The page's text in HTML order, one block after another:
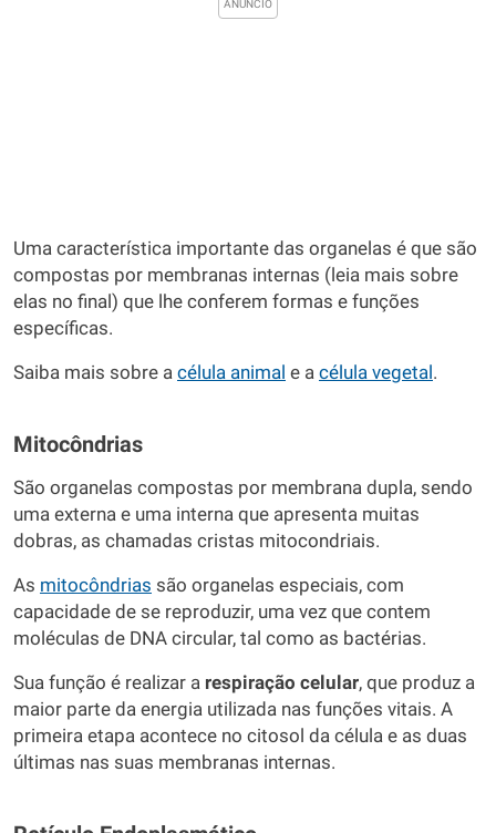
Uma característica importante das organelas é que são
compostas por membranas internas (leia mais sobre
elas no final) que lhe conferem formas e funções
específicas.
Saiba mais sobre a célula animal e a célula vegetal .
Mitocôndrias
São organelas compostas por membrana dupla, sendo
uma externa e uma interna que apresenta muitas
dobras, as chamadas cristas mitocondriais.
As mitocôndrias são organelas especiais, com
capacidade de se reproduzir, uma vez que contem
moléculas de DNA circular, tal como as bactérias.
Sua função é realizar a respiração celular, que produz a
maior parte da energia utilizada nas funções vitais. A
primeira etapa acontece no citosol da célula e as duas
últimas nas suas membranas internas.